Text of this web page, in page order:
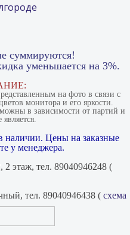
суммируются!
уменьшается на 3%.
на фото в связи с
монитора и его яркости.
в зависимости от партий и
наличии. Цены на заказные
у менеджера.
этаж, тел. 89040946248 (
тел. 89040946438 ( схема